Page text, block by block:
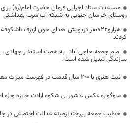
روستای خراسان جنوبی به شبکه آب شرب بهداشتی
هزارو722نفر درپویش اهدای خون ازبرف
کردند
امام جمعه حاجی آباد : به همت استاندار جهادی ،
سازندگی تبدیل شده است .
ثبت هنری با 200 سال قدمت در فهرست میراث معنوی
سوگواره عکس عاشورایی شکوه ارادت جایزه ویژه
خطیب جمعه بیرجند: زمینه عدالت اجتماعی در